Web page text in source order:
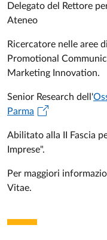
Delegato del Rettore
Ateneo
Ricercatore nelle aree
Promotional
Marketing Innovation.
Senior Research dell'
Parma
Abilitato alla II Fascia
Imprese".
Per maggiori
Vitae.